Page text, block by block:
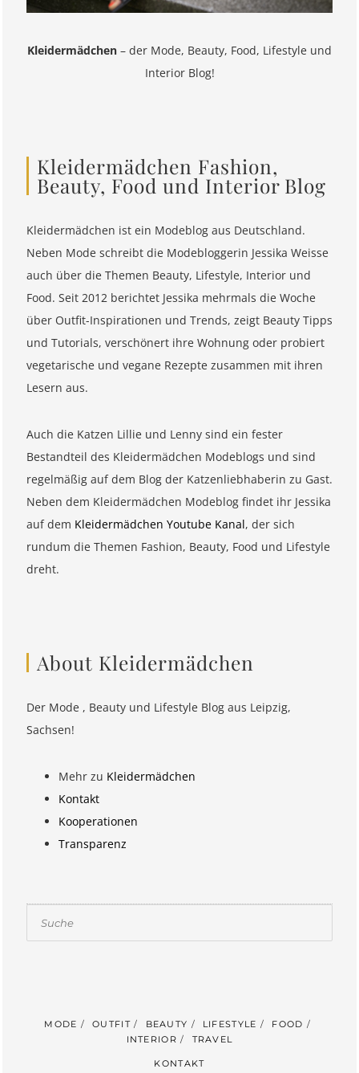
Kleidermädchen – der Mode, Beauty, Food, Lifestyle und
Interior Blog!
Kleidermädchen Fashion,
Beauty, Food und Interior Blog
Kleidermädchen ist ein Modeblog aus Deutschland.
Neben Mode schreibt die Modebloggerin Jessika Weisse
auch über die Themen Beauty, Lifestyle, Interior und
Food. Seit 2012 berichtet Jessika mehrmals die Woche
über Outfit-Inspirationen und Trends, zeigt Beauty Tipps
und Tutorials, verschönert ihre Wohnung oder probiert
vegetarische und vegane Rezepte zusammen mit ihren
Lesern aus.
Auch die Katzen Lillie und Lenny sind ein fester
Bestandteil des Kleidermädchen Modeblogs und sind
regelmäßig auf dem Blog der Katzenliebhaberin zu Gast.
Neben dem Kleidermädchen Modeblog findet ihr Jessika
auf dem Kleidermädchen Youtube Kanal, der sich
rundum die Themen Fashion, Beauty, Food und Lifestyle
dreht.
About Kleidermädchen
Der Mode , Beauty und Lifestyle Blog aus Leipzig,
Sachsen!
Mehr zu Kleidermädchen
Kontakt
Kooperationen
Transparenz
MODE OUTFIT BEAUTY LIFESTYLE
FOOD
INTERIOR
TRAVEL
KONTAKT